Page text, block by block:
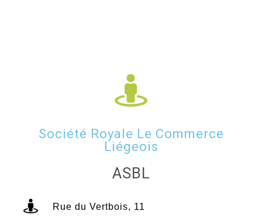
Société Royale Le Commerce
Liégeois
ASBL
Rue du Vertbois, 11